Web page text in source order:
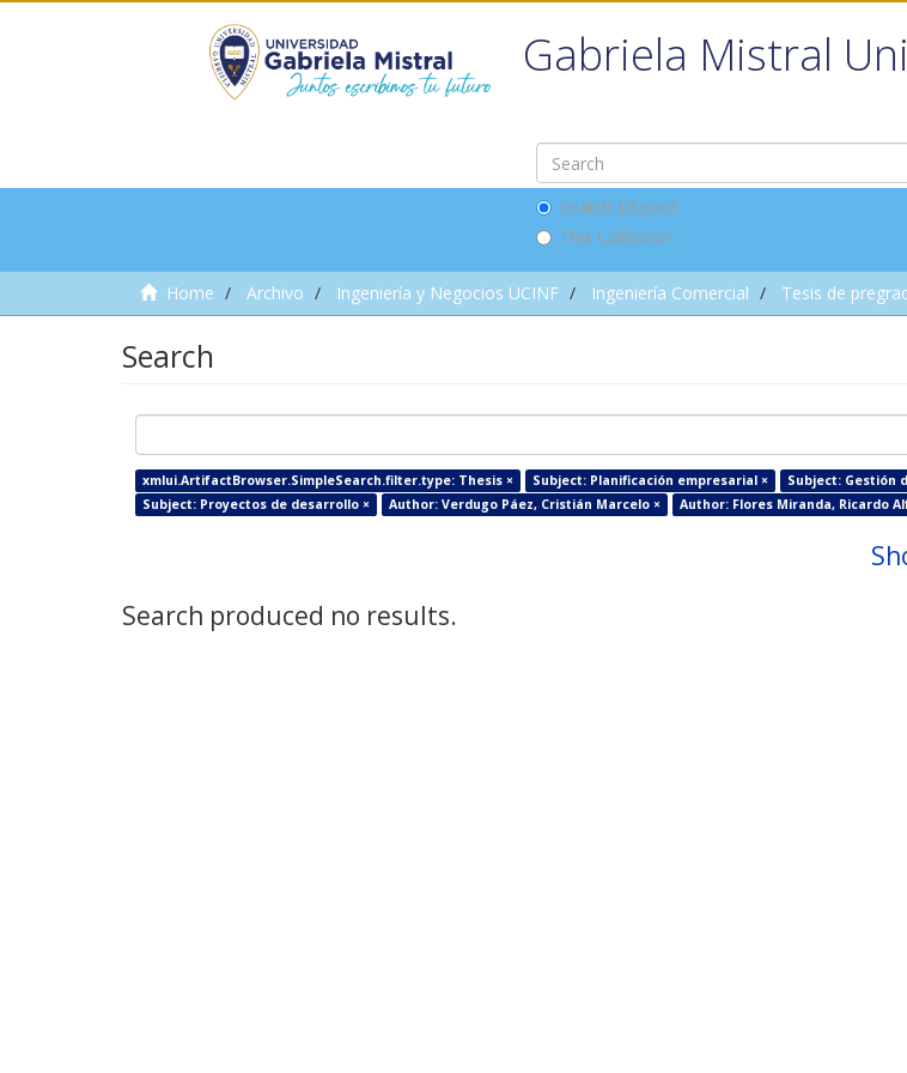
Gabriela Mistral
Search DSpace
This Collection
Home Archivo Ingeniería y Negocios UCINF Ingeniería Comercial Tesis de
Search
xmlui.ArtifactBrowser.SimpleSearch.filter.type: Thesis × Subject: Planificación empresarial ×
Subject: Gestión
Subject: Proyectos de desarrollo ×
Author: Verdugo Páez, Cristián Marcelo × Author: Flores Miranda, Ricardo
Search produced no results.